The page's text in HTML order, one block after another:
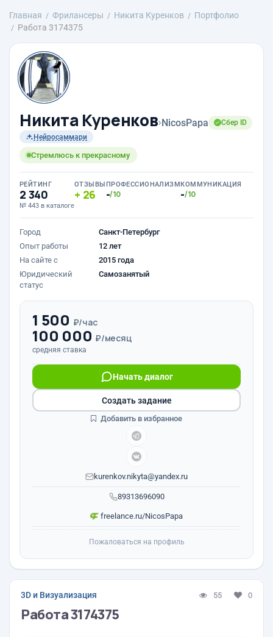
Главная Фрилансеры Никита Куренков
Портфолио
Работа 3174375
Никита Куренков›NicosPapa
Сбер ID
Нейросаммари
Стремлюсь к прекрасному
РЕЙТИНГ
2 340
№ 443 в каталоге
ОТЗЫВЫ
26
ПРОФЕССИОНАЛИЗМ
-/10
КОММУНИКАЦИЯ
-/10
Город
Санкт-Петербург
Опыт работы
12 лет
На сайте с
2015 года
Юридический
статус
Самозанятый
1 500 ₽/час
100 000 ₽/месяц
средняя ставка
89313696090
Начать диалог
kurenkov.nikyta@yandex.ru
freelance.ru/NicosPapa
Создать задание
Добавить в избранное
Пожаловаться на профиль
3D и Визуализация 55 0
Работа 3174375